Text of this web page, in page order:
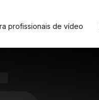
profissionais de vídeo